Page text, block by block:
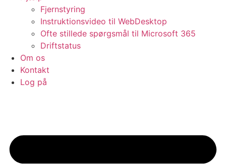
Fjernstyring
Instruktionsvideo til WebDesktop
Ofte stillede spørgsmål til Microsoft 365
Driftstatus
Om os
Kontakt
Log på